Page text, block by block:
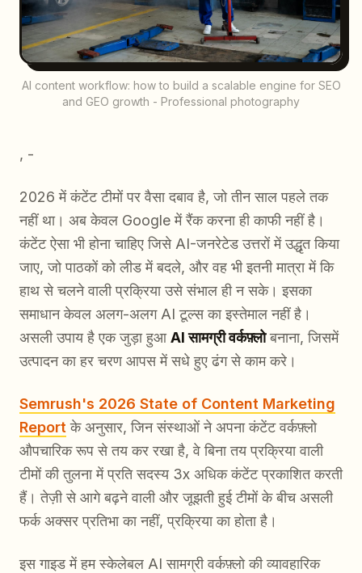
AI content workflow: how to build a scalable engine for SEO
and GEO growth - Professional photography
, -
2026 में कंटेंट टीमों पर वैसा दबाव है, जो तीन साल पहले तक
नहीं था। अब केवल Google में रैंक करना ही काफी नहीं है।
कंटेंट ऐसा भी होना चाहिए जिसे AI-जनरेटेड उत्तरों में उद्धृत किया
जाए, जो पाठकों को लीड में बदले, और वह भी इतनी मात्रा में कि
हाथ से चलने वाली प्रक्रिया उसे संभाल ही न सके। इसका
समाधान केवल अलग-अलग AI टूल्स का इस्तेमाल नहीं है।
असली उपाय है एक जुड़ा हुआAI सामग्री वर्कफ़्लोबनाना, जिसमें
उत्पादन का हर चरण आपस में सधे हुए ढंग से काम करे।
Semrush's 2026 State of Content Marketing
Report के अनुसार, जिन संस्थाओं ने अपना कंटेंट वर्कफ़्लो
औपचारिक रूप से तय कर रखा है, वे बिना तय प्रक्रिया वाली
टीमों की तुलना में प्रति सदस्य 3x अधिक कंटेंट प्रकाशित करती
हैं। तेज़ी से आगे बढ़ने वाली और जूझती हुई टीमों के बीच असली
फर्क अक्सर प्रतिभा का नहीं, प्रक्रिया का होता है।
इस गाइड में हम स्केलेबल AI सामग्री वर्कफ़्लो की व्यावहारिक